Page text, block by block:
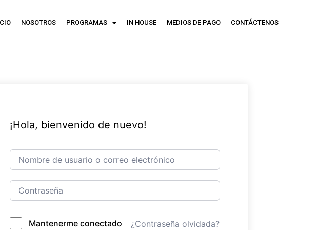
NOSOTROS PROGRAMAS IN HOUSE MEDIOS DE PAGO CONTÁCTENOS
¡Hola, bienvenido de nuevo!
Mantenerme conectado ¿Contraseña olvidada?